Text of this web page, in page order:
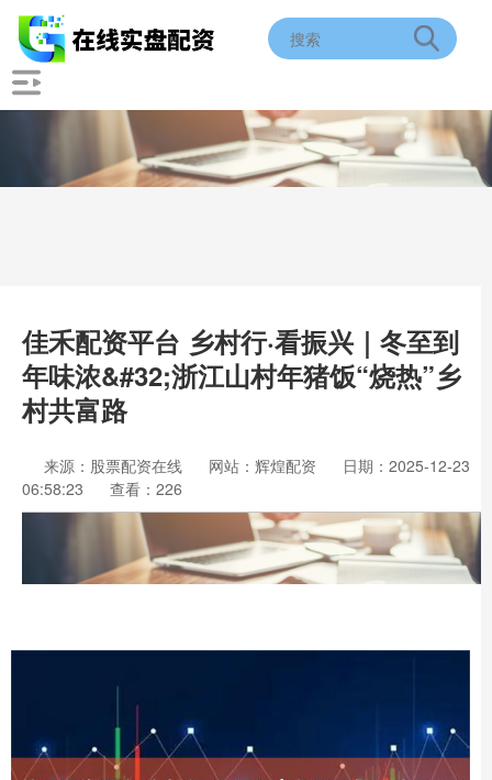
佳禾配资平台 乡村行·看振兴｜冬至到
年味浓&#32;浙江山村年猪饭“烧热”乡
村共富路
来源：股票配资在线 网站：辉煌配资
日期：2025-12-23
06:58:23
查看：226